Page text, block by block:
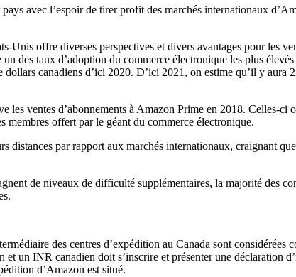
avec l’espoir de tirer profit des marchés internationaux
Unis offre diverses perspectives et divers avantages pour les
taux d’adoption du commerce électronique les plus
canadiens d’ici 2020. D’ici 2021, on estime qu’il y aura
ventes d’abonnements à Amazon Prime en 2018. Celles-ci
membres offert par le géant du commerce électronique.
par rapport aux marchés internationaux, craignant
de niveaux de difficulté supplémentaires, la majorité des
des centres d’expédition au Canada sont
un INR canadien doit s’inscrire et présenter une déclaration
d’Amazon est situé.